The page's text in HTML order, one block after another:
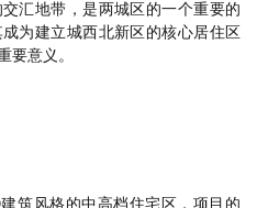
汇地带，是两城区的一个重要的
为建立城西北新区的核心居住区
要意义。
建筑风格的中高档住宅区，项目的